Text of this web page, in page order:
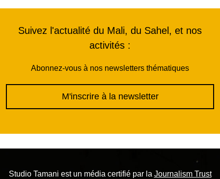
Suivez l'actualité du Mali, du Sahel, et nos
activités :
Abonnez-vous à nos newsletters thématiques
M'inscrire à la newsletter
Studio Tamani est un média certifié par la Journalism Trust